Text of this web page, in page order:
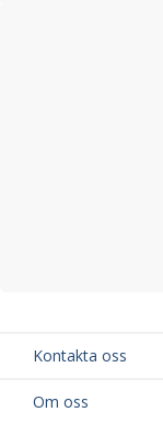
Kontakta oss
Om oss